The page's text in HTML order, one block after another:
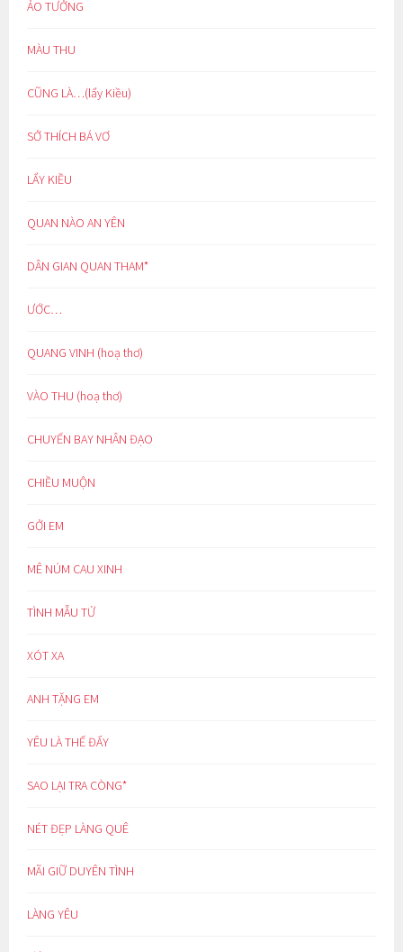
ẢO TƯỞNG
MÀU THU
CŨNG LÀ…(lẩy Kiều)
SỞ THÍCH BÁ VƠ
LẨY KIỀU
QUAN NÀO AN YÊN
DÂN GIAN QUAN THAM*
ƯỚC…
QUANG VINH (hoạ thơ)
VÀO THU (hoạ thơ)
CHUYẾN BAY NHÂN ĐẠO
CHIỀU MUỘN
GỞI EM
MÊ NÚM CAU XINH
TÌNH MẪU TỬ
XÓT XA
ANH TẶNG EM
YÊU LÀ THẾ ĐẤY
SAO LẠI TRA CÒNG*
NÉT ĐẸP LÀNG QUÊ
MÃI GIỮ DUYÊN TÌNH
LÀNG YÊU